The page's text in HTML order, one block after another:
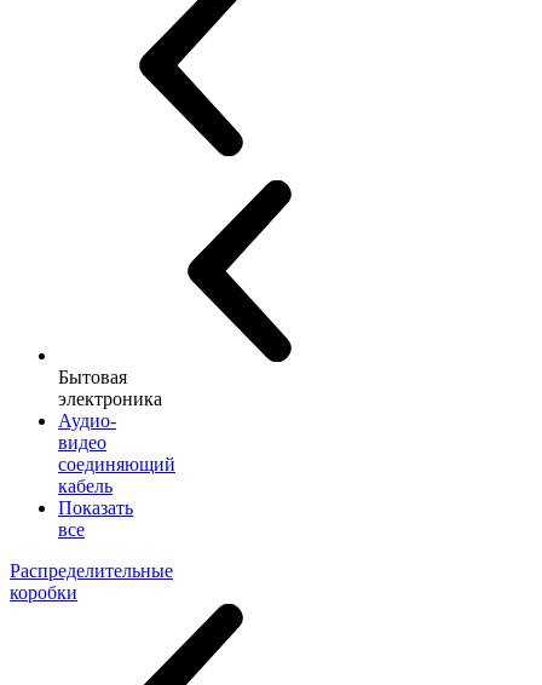
Бытовая
электроника
Аудио-
видео
соединяющий
кабель
Показать
все
Распределительные
коробки